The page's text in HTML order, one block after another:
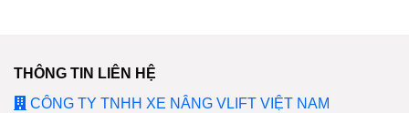
THÔNG TIN LIÊN HỆ
CÔNG TY TNHH XE NÂNG VLIFT VIỆT NAM